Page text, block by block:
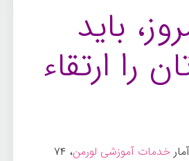
باید
را ارتقاء
خدمات آموزشی لورمن ، ۷۴